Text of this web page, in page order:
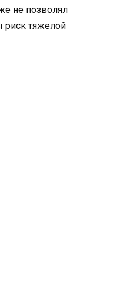
не позволял
риск тяжелой